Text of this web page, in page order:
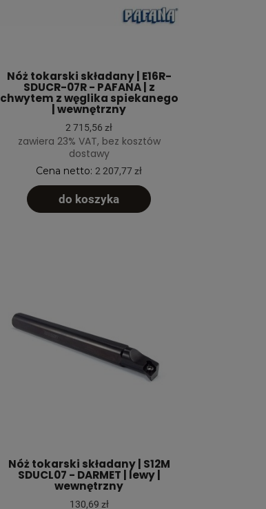
Nóż tokarski składany | E16R-
SDUCR-07R - PAFANA | z
chwytem z węglika spiekanego
| wewnętrzny
2 715,56 zł
zawiera 23% VAT, bez kosztów
dostawy
Cena netto: 2 207,77 zł
do koszyka
Nóż tokarski składany | S12M
SDUCL07 - DARMET | lewy |
wewnętrzny
130,69 zł